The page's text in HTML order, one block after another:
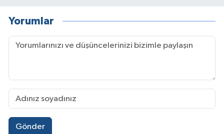
Yorumlar
Gönder